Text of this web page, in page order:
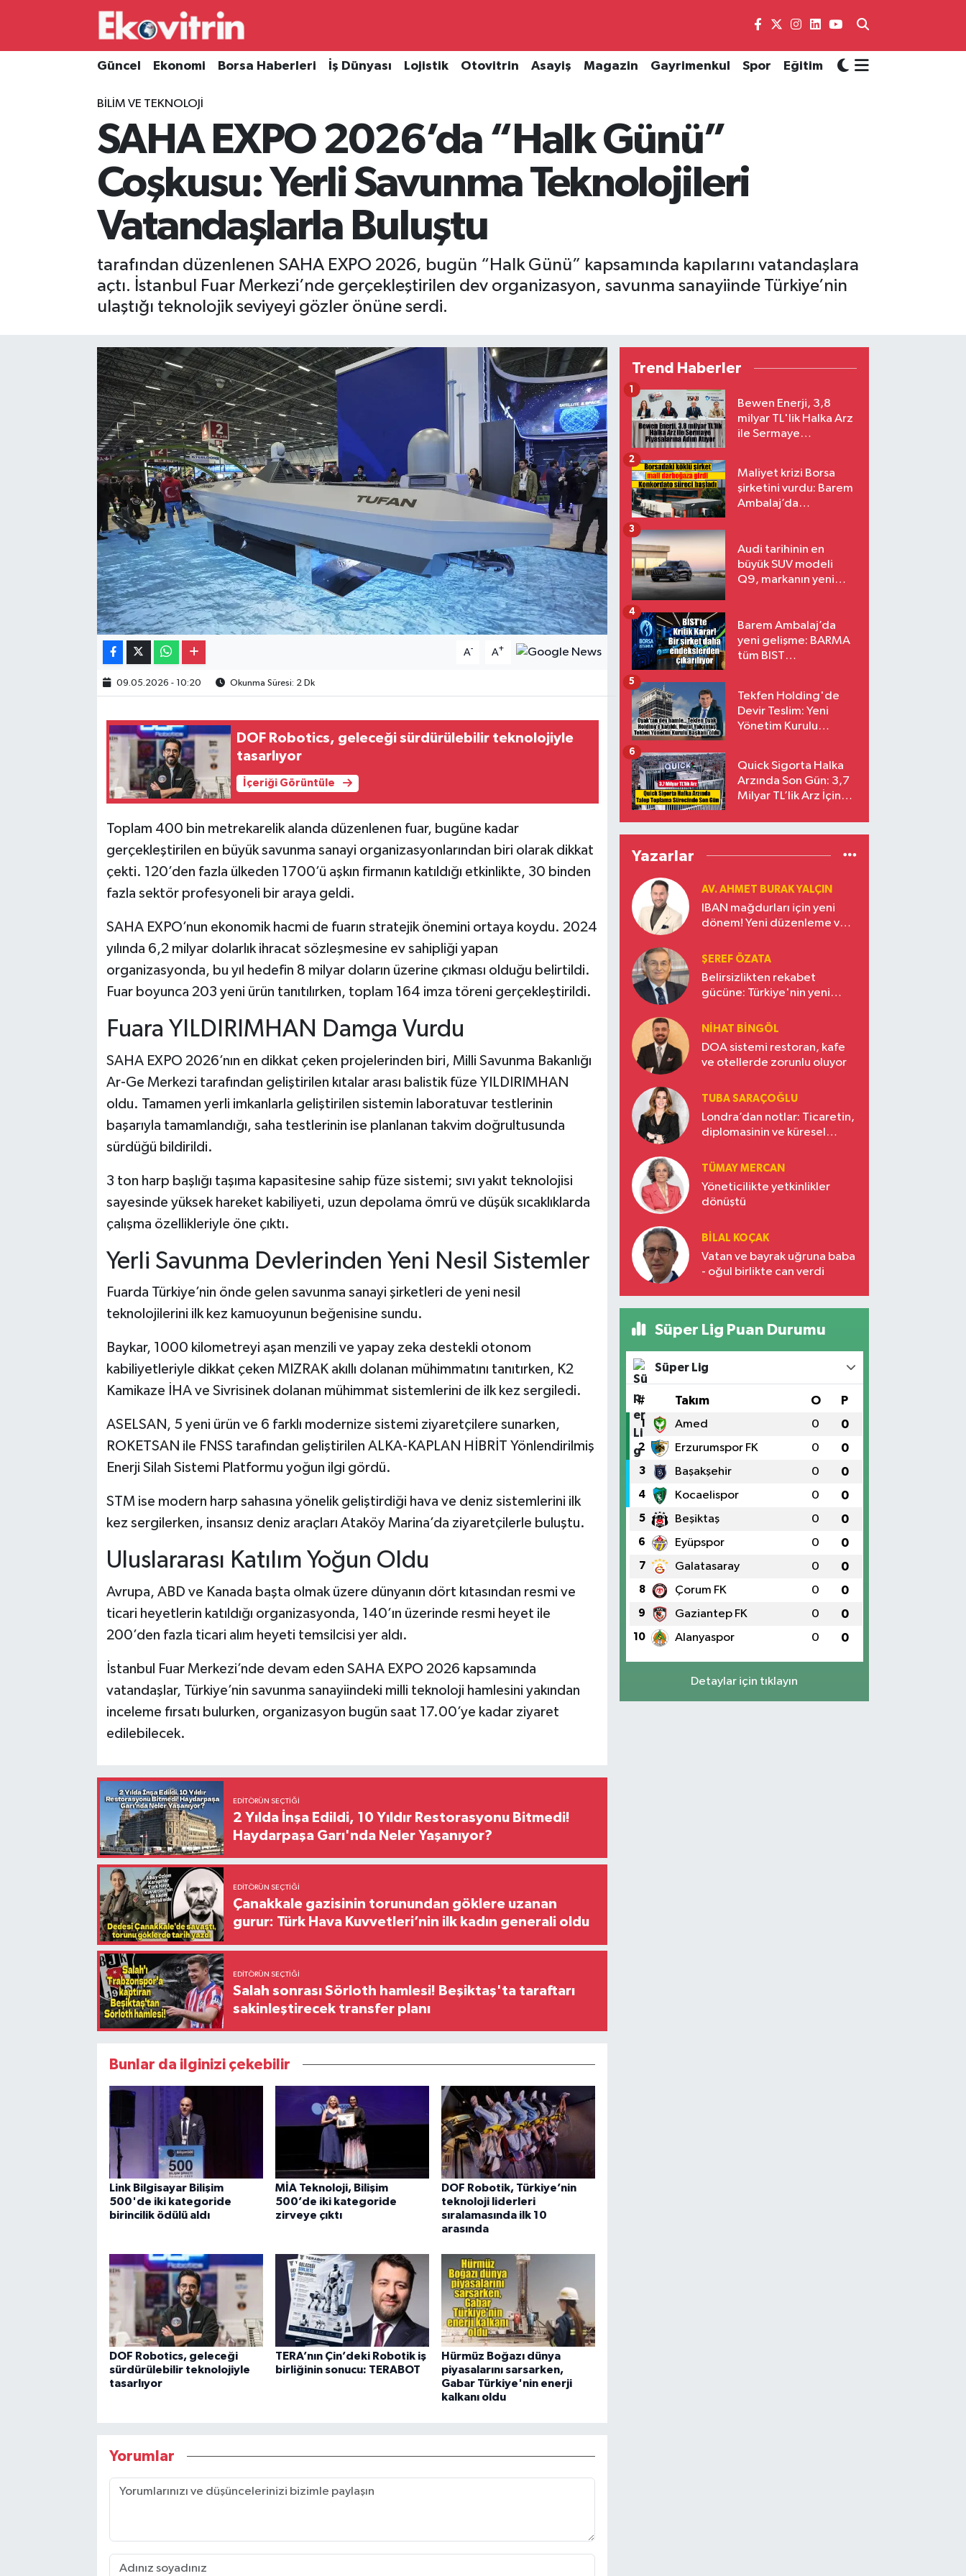
Güncel Ekonomi Borsa Haberleri İş Dünyası Lojistik Otovitrin Asayiş Magazin Gayrimenkul Spor Eğitim
BILIM VE TEKNOLOJI
SAHA EXPO 2026’da “Halk Günü”
Coşkusu: Yerli Savunma Teknolojileri
Vatandaşlarla Buluştu
tarafından düzenlenen SAHA EXPO 2026, bugün “Halk Günü” kapsamında kapılarını vatandaşlara
açtı. İstanbul Fuar Merkezi’nde gerçekleştirilen dev organizasyon, savunma sanayiinde Türkiye’nin
ulaştığı teknolojik seviyeyi gözler önüne serdi.
A- A+
09.05.2026 - 10:20 Okunma Süresi: 2 Dk
DOF Robotics, geleceği sürdürülebilir teknolojiyle
tasarlıyor
İçeriği Görüntüle
Toplam 400 bin metrekarelik alanda düzenlenen fuar, bugüne kadar
gerçekleştirilen en büyük savunma sanayi organizasyonlarından biri olarak dikkat
çekti. 120’den fazla ülkeden 1700’ü aşkın firmanın katıldığı etkinlikte, 30 binden
fazla sektör profesyoneli bir araya geldi.
SAHA EXPO’nun ekonomik hacmi de fuarın stratejik önemini ortaya koydu. 2024
yılında 6,2 milyar dolarlık ihracat sözleşmesine ev sahipliği yapan
organizasyonda, bu yıl hedefin 8 milyar doların üzerine çıkması olduğu belirtildi.
Fuar boyunca 203 yeni ürün tanıtılırken, toplam 164 imza töreni gerçekleştirildi.
Fuara YILDIRIMHAN Damga Vurdu
SAHA EXPO 2026’nın en dikkat çeken projelerinden biri, Milli Savunma Bakanlığı
Ar-Ge Merkezi tarafından geliştirilen kıtalar arası balistik füze YILDIRIMHAN
oldu. Tamamen yerli imkanlarla geliştirilen sistemin laboratuvar testlerinin
başarıyla tamamlandığı, saha testlerinin ise planlanan takvim doğrultusunda
sürdüğü bildirildi.
3 ton harp başlığı taşıma kapasitesine sahip füze sistemi; sıvı yakıt teknolojisi
sayesinde yüksek hareket kabiliyeti, uzun depolama ömrü ve düşük sıcaklıklarda
çalışma özellikleriyle öne çıktı.
Yerli Savunma Devlerinden Yeni Nesil Sistemler
Fuarda Türkiye’nin önde gelen savunma sanayi şirketleri de yeni nesil
teknolojilerini ilk kez kamuoyunun beğenisine sundu.
Baykar, 1000 kilometreyi aşan menzili ve yapay zeka destekli otonom
kabiliyetleriyle dikkat çeken MIZRAK akıllı dolanan mühimmatını tanıtırken, K2
Kamikaze İHA ve Sivrisinek dolanan mühimmat sistemlerini de ilk kez sergiledi.
ASELSAN, 5 yeni ürün ve 6 farklı modernize sistemi ziyaretçilere sunarken,
ROKETSAN ile FNSS tarafından geliştirilen ALKA-KAPLAN HİBRİT Yönlendirilmiş
Enerji Silah Sistemi Platformu yoğun ilgi gördü.
STM ise modern harp sahasına yönelik geliştirdiği hava ve deniz sistemlerini ilk
kez sergilerken, insansız deniz araçları Ataköy Marina’da ziyaretçilerle buluştu.
Uluslararası Katılım Yoğun Oldu
Avrupa, ABD ve Kanada başta olmak üzere dünyanın dört kıtasından resmi ve
ticari heyetlerin katıldığı organizasyonda, 140’ın üzerinde resmi heyet ile
200’den fazla ticari alım heyeti temsilcisi yer aldı.
İstanbul Fuar Merkezi’nde devam eden SAHA EXPO 2026 kapsamında
vatandaşlar, Türkiye’nin savunma sanayiindeki milli teknoloji hamlesini yakından
inceleme fırsatı bulurken, organizasyon bugün saat 17.00’ye kadar ziyaret
edilebilecek.
EDITÖRÜN SEÇTIĞI
2 Yılda İnşa Edildi, 10 Yıldır Restorasyonu Bitmedi!
Haydarpaşa Garı'nda Neler Yaşanıyor?
EDITÖRÜN SEÇTIĞI
Çanakkale gazisinin torunundan göklere uzanan
gurur: Türk Hava Kuvvetleri’nin ilk kadın generali oldu
EDITÖRÜN SEÇTIĞI
Salah sonrası Sörloth hamlesi! Beşiktaş'ta taraftarı
sakinleştirecek transfer planı
Bunlar da ilginizi çekebilir
Link Bilgisayar Bilişim
500'de iki kategoride
birincilik ödülü aldı
MİA Teknoloji, Bilişim
500’de iki kategoride
zirveye çıktı
DOF Robotik, Türkiye’nin
teknoloji liderleri
sıralamasında ilk 10
arasında
DOF Robotics, geleceği
sürdürülebilir teknolojiyle
tasarlıyor
TERA’nın Çin’deki Robotik iş
birliğinin sonucu: TERABOT
Hürmüz Boğazı dünya
piyasalarını sarsarken,
Gabar Türkiye'nin enerji
kalkanı oldu
Yorumlar
Trend Haberler
Bewen Enerji, 3,8
milyar TL'lik Halka Arz
ile Sermaye
1
Maliyet krizi Borsa
şirketini vurdu: Barem
Ambalaj’da
2
Audi tarihinin en
büyük SUV modeli
Q9, markanın yeni
3
Barem Ambalaj’da
yeni gelişme: BARMA
tüm BIST
4
Tekfen Holding'de
Devir Teslim: Yeni
Yönetim Kurulu
5
Quick Sigorta Halka
Arzında Son Gün: 3,7
Milyar TL’lik Arz İçin
Eriyor
6
Yazarlar
AV. AHMET BURAK YALÇIN
IBAN mağdurları için yeni
dönem! Yeni düzenleme ve
ŞEREF ÖZATA
Belirsizlikten rekabet
gücüne: Türkiye'nin yeni
NIHAT BINGÖL
DOA sistemi restoran, kafe
ve otellerde zorunlu oluyor
TUBA SARAÇOĞLU
Londra’dan notlar: Ticaretin,
diplomasinin ve küresel
Türkiye’nin yükselen gücü
TÜMAY MERCAN
Yöneticilikte yetkinlikler
dönüştü
BILAL KOÇAK
Vatan ve bayrak uğruna baba
- oğul birlikte can verdi
Süper Lig Puan Durumu
Süper Lig
# Takım O P
1 Amed 0 0
2 Erzurumspor FK 0 0
3 Başakşehir 0 0
4 Kocaelispor 0 0
5 Beşiktaş 0 0
6 Eyüpspor 0 0
7 Galatasaray 0 0
8 Çorum FK 0 0
9 Gaziantep FK 0 0
10 Alanyaspor 0 0
Detaylar için tıklayın
Güncel
Borsa Haberleri
Gayrimenkul
Hava Durumu
Süper Lig Puan Durumu ve Fikstür
Tüm Manşetler
Son Dakika Haberleri
Haber Arşivi